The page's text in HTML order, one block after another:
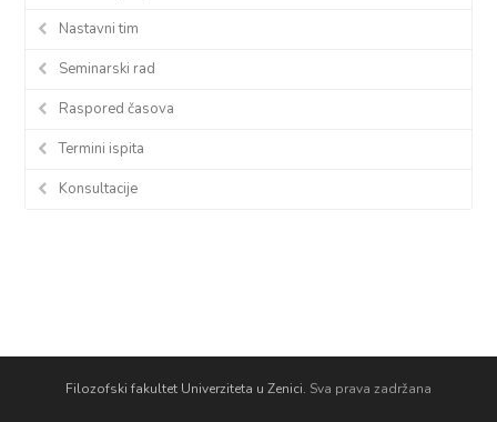
Nastavni tim
Seminarski rad
Raspored časova
Termini ispita
Konsultacije
Filozofski fakultet Univerziteta u Zenici. Sva prava zadržana